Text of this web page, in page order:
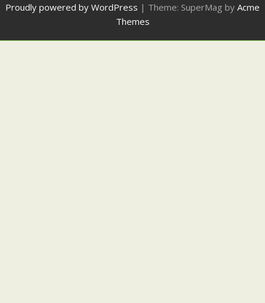
Proudly powered by WordPress | Theme: SuperMag by Acme
Themes